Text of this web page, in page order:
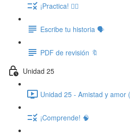
¡Practica! ✍🏽
Escribe tu historia 🗣️
PDF de revisión 🔖
Unidad 25
Unidad 25 - Amistad y amor
¡Comprende! 🧠